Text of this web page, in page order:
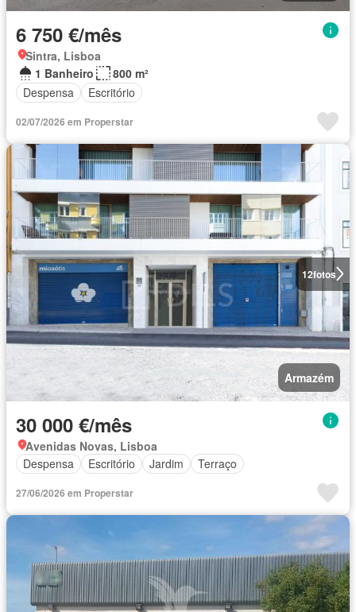
6 750 €/mês
Sintra, Lisboa
1 Banheiro
800 m²
Despensa
Escritório
02/07/2026 em Properstar
12fotos
Armazém
30 000 €/mês
Avenidas Novas, Lisboa
Despensa
Escritório Jardim Terraço
27/06/2026 em Properstar